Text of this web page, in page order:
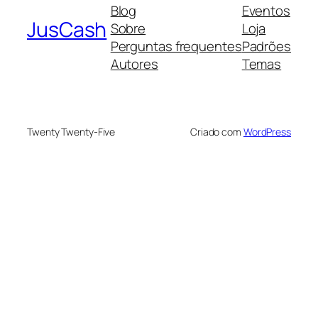
JusCash
Blog
Sobre
Perguntas frequentes
Autores
Eventos
Loja
Padrões
Temas
Twenty Twenty-Five Criado com WordPress